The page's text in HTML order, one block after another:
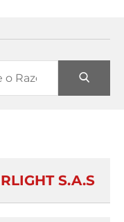
S.A.S